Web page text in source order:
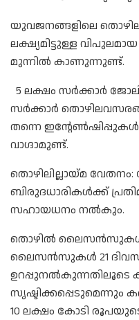
യുവജനങ്ങളിലെ
ലക്ഷ്യമിട്ടുള്ള
മുന്നിൽ കാണുന്നുണ്ട്.
5 ലക്ഷം സർക്കാർ
സർക്കാർ
തന്നെ
വാഗ്ദാമുണ്ട്.
തൊഴിലില്ലായ്മ വേതനം:
ബിരുദധാരികൾക്ക്
സഹായധനം നൽകും.
തൊഴിൽ ലൈസൻസുകൾ:
ലൈസൻസുകൾ 21
സൃഷ്ടിക്കപ്പെടുമെന്നും
10 ലക്ഷം കോടി